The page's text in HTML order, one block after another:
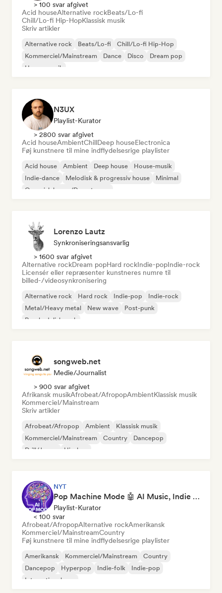
> 100 svar afgivet
Acid houseAlternative rockBeats/Lo-fi
Chill/Lo-fi Hip-HopKlassisk musik
Skriv artikler
Alternative rock Beats/Lo-fi
Chill/Lo-fi Hip-Hop
Kommerciel/Mainstream
Dance Disco
Dream pop
House-musik
N3UX
Playlist-Kurator
> 2800 svar afgivet
Acid houseAmbientChillDeep houseElectronica
Føj kunstnere til mine indflydelsesrige playlister
Acid house Ambient Deep house
House-musik
Indie-dance
Melodisk & progressiv house
Minimal
Organisk house/Downtempo
Lorenzo Lautz
Synkroniseringsansvarlig
> 1600 svar afgivet
Alternative rockDream popHard rockIndie-popIndie-rock
Licensér eller repræsenter kunstneres numre til
billed-/videosynkronisering
Alternative rock Hard rock Indie-pop
Indie-rock
Metal/Heavy metal
New wave
Post-punk
Psychedelisk rock
songweb.net
Medie/journalist
> 900 svar afgivet
Afrikansk musikAfrobeat/AfropopAmbientKlassisk musik
Kommerciel/Mainstream
Skriv artikler
Afrobeat/Afropop Ambient
Klassisk musik
Kommerciel/Mainstream
Country
Dancepop
Drill/Jersey
Hip-hop
NYT
Pop Machine Mode 🤖 AI Music, Indie Pop & Dream Pop
Playlist-Kurator
< 100 svar
Afrobeat/AfropopAlternative rockAmerikansk
Kommerciel/MainstreamCountry
Føj kunstnere til mine indflydelsesrige playlister
Amerikansk Kommerciel/Mainstream
Country
Dancepop
Hyperpop Indie-folk
Indie-pop
International pop